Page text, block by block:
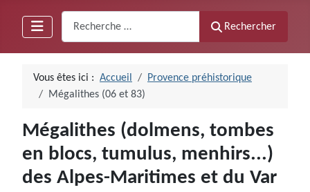
Rechercher
Vous êtes ici : Accueil
Provence préhistorique
Mégalithes (06 et 83)
Mégalithes (dolmens, tombes
en blocs, tumulus, menhirs...)
des Alpes-Maritimes et du Var